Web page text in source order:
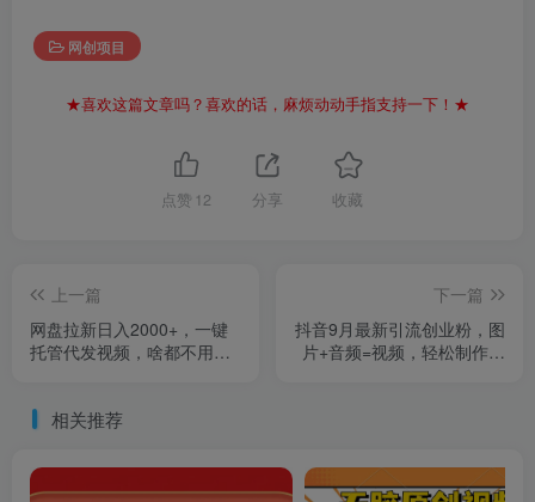
网创项目
★喜欢这篇文章吗？喜欢的话，麻烦动动手指支持一下！★
点赞 12 分享 收藏
上一篇
网盘拉新日入2000+，一键
托管代发视频，啥都不用
下一篇
抖音9月最新引流创业粉，图
片+音频=视频，轻松制作创
相关推荐